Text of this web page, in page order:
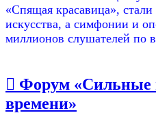
«Спящая красавица»,
искусства, а симфонии и
миллионов слушателей по
 Форум «Сильные
времени»